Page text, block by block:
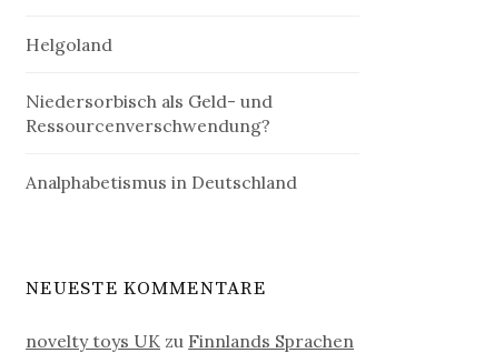
Helgoland
Niedersorbisch als Geld- und
Ressourcenverschwendung?
Analphabetismus in Deutschland
NEUESTE KOMMENTARE
novelty toys UK zu Finnlands Sprachen